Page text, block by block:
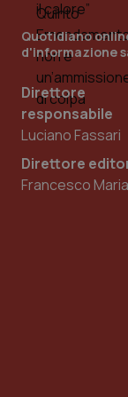
Quotidiano
d'informazione
Direttore
responsabile
Luciano Fassari
Direttore
Francesco